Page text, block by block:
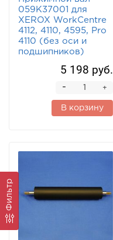
Фильтр
059K37001 для
XEROX WorkCentre
4112, 4110, 4595, Pro
4110 (без оси и
подшипников)
5 198 руб.
+
-
В корзину